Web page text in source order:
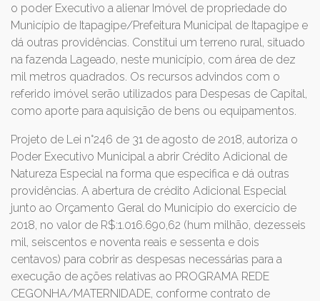
o poder Executivo a alienar Imóvel de propriedade do
Município de Itapagipe/Prefeitura Municipal de Itapagipe e
dá outras providências. Constitui um terreno rural, situado
na fazenda Lageado, neste município, com área de dez
mil metros quadrados. Os recursos advindos com o
referido imóvel serão utilizados para Despesas de Capital,
como aporte para aquisição de bens ou equipamentos.
Projeto de Lei n°246 de 31 de agosto de 2018, autoriza o
Poder Executivo Municipal a abrir Crédito Adicional de
Natureza Especial na forma que especifica e dá outras
providências. A abertura de crédito Adicional Especial
junto ao Orçamento Geral do Município do exercício de
2018, no valor de R$:1.016.690,62 (hum milhão, dezesseis
mil, seiscentos e noventa reais e sessenta e dois
centavos) para cobrir as despesas necessárias para a
execução de ações relativas ao PROGRAMA REDE
CEGONHA/MATERNIDADE, conforme contrato de